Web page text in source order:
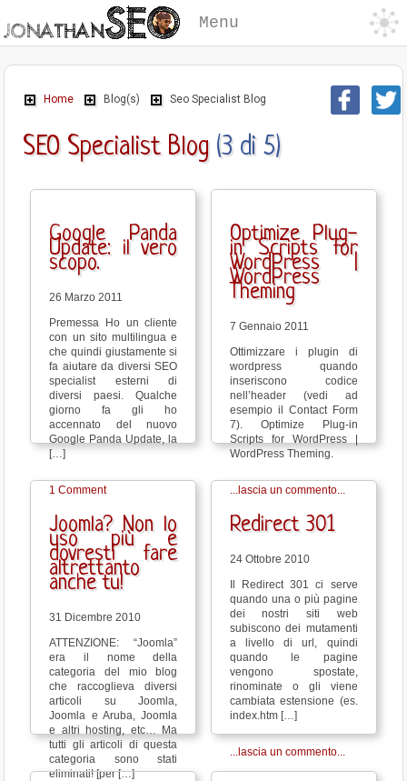
Menu
Home Blog(s) Seo Specialist Blog
SEO Specialist Blog(3 di 5)
Google Panda
Update: il vero
scopo.
26 Marzo 2011
Premessa Ho un cliente
con un sito multilingua e
che quindi giustamente si
fa aiutare da diversi SEO
specialist esterni di
diversi paesi. Qualche
giorno fa gli ho
accennato del nuovo
Google Panda Update, la
[…]
1 Comment
Optimize Plug-
in Scripts for
WordPress |
WordPress
Theming
7 Gennaio 2011
Ottimizzare i plugin di
wordpress quando
inseriscono codice
nell’header (vedi ad
esempio il Contact Form
7). Optimize Plug-in
Scripts for WordPress |
WordPress Theming.
...lascia un commento...
Joomla? Non lo
uso più e
dovresti fare
altrettanto
anche tu!
31 Dicembre 2010
ATTENZIONE: “Joomla”
era il nome della
categoria del mio blog
che raccoglieva diversi
articoli su Joomla,
Joomla e Aruba, Joomla
e altri hosting, etc… Ma
tutti gli articoli di questa
categoria sono stati
eliminati! [per […]
Redirect 301
24 Ottobre 2010
Il Redirect 301 ci serve
quando una o più pagine
dei nostri siti web
subiscono dei mutamenti
a livello di url, quindi
quando le pagine
vengono spostate,
rinominate o gli viene
cambiata estensione (es.
index.htm […]
...lascia un commento...